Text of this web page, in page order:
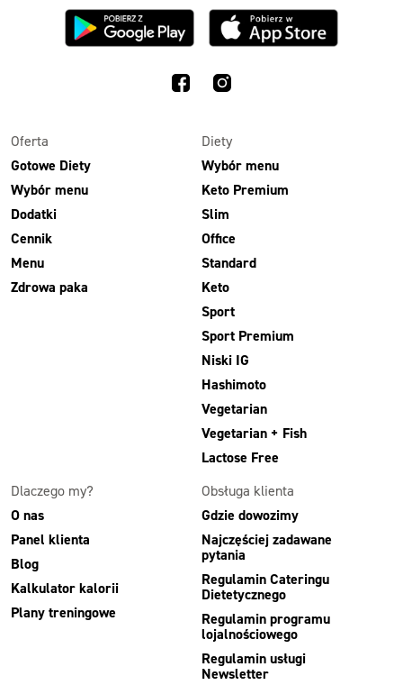
Oferta
Gotowe Diety
Wybór menu
Dodatki
Cennik
Menu
Zdrowa paka
Diety
Wybór menu
Keto Premium
Slim
Office
Standard
Keto
Sport
Sport Premium
Niski IG
Hashimoto
Vegetarian
Vegetarian + Fish
Lactose Free
Dlaczego my?
O nas
Panel klienta
Blog
Kalkulator kalorii
Plany treningowe
Obsługa klienta
Gdzie dowozimy
Najczęściej zadawane
pytania
Regulamin Cateringu
Dietetycznego
Regulamin programu
lojalnościowego
Regulamin usługi
Newsletter